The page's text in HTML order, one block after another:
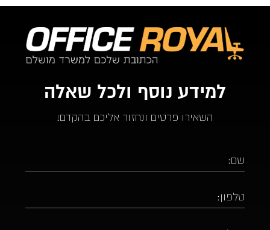
למידע נוסף ולכל שאלה
השאירו פרטים ונחזור אליכם בהקדם!